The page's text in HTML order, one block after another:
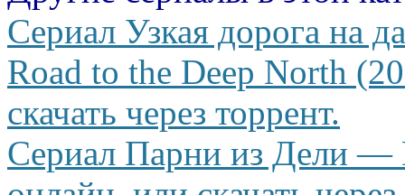
Сериал Узкая дорога на
Road to the Deep North
скачать через торрент.
Сериал Парни из Дели —